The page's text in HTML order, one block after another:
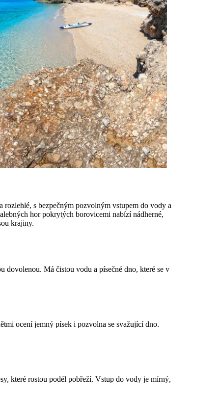
s bezpečným pozvolným vstupem do vody a
hor pokrytých borovicemi nabízí nádherné,
krajiny.
Má čistou vodu a písečné dno, které se v
ocení jemný písek i pozvolna se svažující dno.
které rostou podél pobřeží. Vstup do vody je mírný,